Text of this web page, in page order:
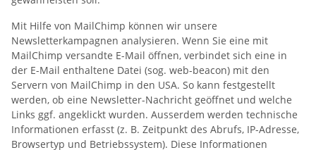
Mit Hilfe von MailChimp können wir unsere
Newsletterkampagnen analysieren. Wenn Sie eine mit
MailChimp versandte E-Mail öffnen, verbindet sich eine in
der E-Mail enthaltene Datei (sog. web-beacon) mit den
Servern von MailChimp in den USA. So kann festgestellt
werden, ob eine Newsletter-Nachricht geöffnet und welche
Links ggf. angeklickt wurden. Ausserdem werden technische
Informationen erfasst (z. B. Zeitpunkt des Abrufs, IP-Adresse,
Browsertyp und Betriebssystem). Diese Informationen